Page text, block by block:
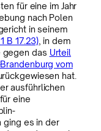
für eine im Jahr
nach Polen
in seinem
B 17.23), in dem
gegen das Urteil
vom
hat.
ausführlichen
eine
ging es in der